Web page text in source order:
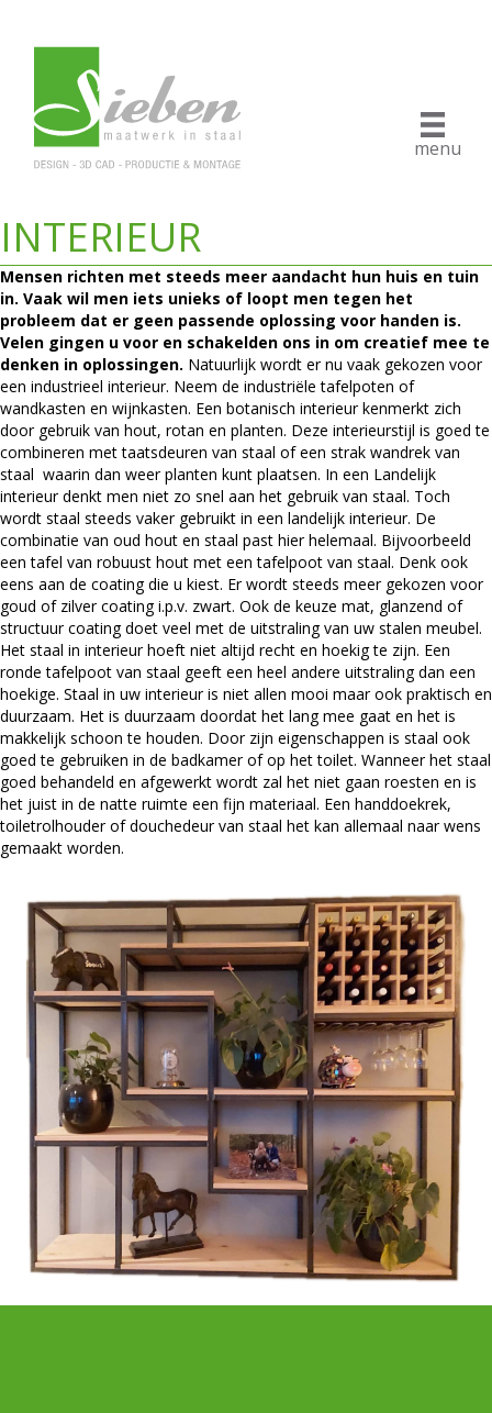
menu
INTERIEUR
Mensen richten met steeds meer aandacht hun huis en tuin
in. Vaak wil men iets unieks of loopt men tegen het
probleem dat er geen passende oplossing voor handen is.
Velen gingen u voor en schakelden ons in om creatief mee te
denken in oplossingen. Natuurlijk wordt er nu vaak gekozen voor
een industrieel interieur. Neem de industriële tafelpoten of
wandkasten en wijnkasten. Een botanisch interieur kenmerkt zich
door gebruik van hout, rotan en planten. Deze interieurstijl is goed te
combineren met taatsdeuren van staal of een strak wandrek van
staal waarin dan weer planten kunt plaatsen. In een Landelijk
interieur denkt men niet zo snel aan het gebruik van staal. Toch
wordt staal steeds vaker gebruikt in een landelijk interieur. De
combinatie van oud hout en staal past hier helemaal. Bijvoorbeeld
een tafel van robuust hout met een tafelpoot van staal. Denk ook
eens aan de coating die u kiest. Er wordt steeds meer gekozen voor
goud of zilver coating i.p.v. zwart. Ook de keuze mat, glanzend of
structuur coating doet veel met de uitstraling van uw stalen meubel.
Het staal in interieur hoeft niet altijd recht en hoekig te zijn. Een
ronde tafelpoot van staal geeft een heel andere uitstraling dan een
hoekige. Staal in uw interieur is niet allen mooi maar ook praktisch en
duurzaam. Het is duurzaam doordat het lang mee gaat en het is
makkelijk schoon te houden. Door zijn eigenschappen is staal ook
goed te gebruiken in de badkamer of op het toilet. Wanneer het staal
goed behandeld en afgewerkt wordt zal het niet gaan roesten en is
het juist in de natte ruimte een fijn materiaal. Een handdoekrek,
toiletrolhouder of douchedeur van staal het kan allemaal naar wens
gemaakt worden.